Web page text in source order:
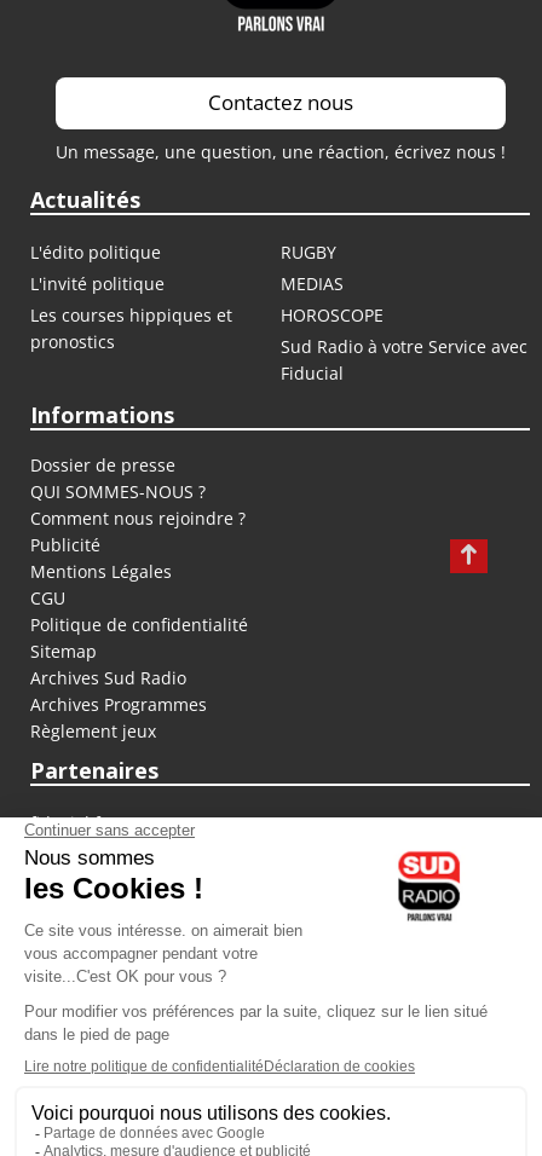
Contactez nous
Un message, une question, une réaction, écrivez nous !
Actualités
L'édito politique
RUGBY
L'invité politique
MEDIAS
Les courses hippiques et
pronostics
HOROSCOPE
Sud Radio à votre Service avec
Fiducial
Informations
Dossier de presse
QUI SOMMES-NOUS ?
Comment nous rejoindre ?
Publicité
Mentions Légales
CGU
Politique de confidentialité
Sitemap
Archives Sud Radio
Archives Programmes
Règlement jeux
Partenaires
fiducial.fr
lyoncapitale.fr
olympique-et-lyonnais.com
L'application Iphone / Android
Téléchargez l'application
Les cookies
Gestion des cookies